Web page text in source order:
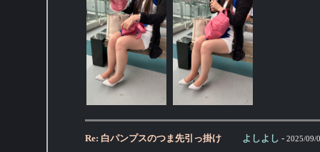
Re: 白パンプスのつま先引っ掛け よしよし - 2025/09/